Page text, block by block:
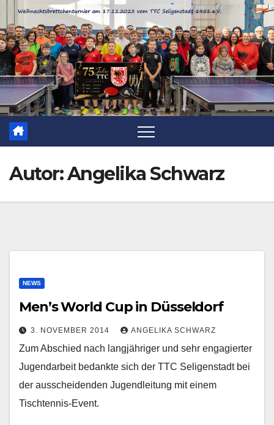
Zum
Inhalt
springen
Autor:Angelika Schwarz
NEWS
Men’s World Cup in Düsseldorf
3. NOVEMBER 2014 ANGELIKA SCHWARZ
Zum Abschied nach langjähriger und sehr engagierter
Jugendarbeit bedankte sich der TTC Seligenstadt bei
der ausscheidenden Jugendleitung mit einem
Tischtennis-Event.